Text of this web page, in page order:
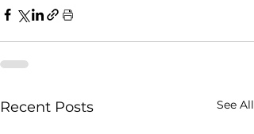
Recent Posts See All